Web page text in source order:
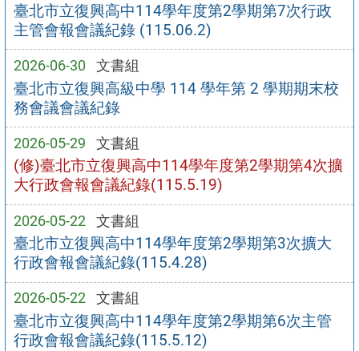
臺北市立復興高中114學年度第2學期第7次行政
主管會報會議紀錄 (115.06.2)
2026-06-30 文書組
臺北市立復興高級中學 114 學年第 2 學期期末校
務會議會議紀錄
2026-05-29 文書組
(修)臺北市立復興高中114學年度第2學期第4次擴
大行政會報會議紀錄(115.5.19)
2026-05-22 文書組
臺北市立復興高中114學年度第2學期第3次擴大
行政會報會議紀錄(115.4.28)
2026-05-22 文書組
臺北市立復興高中114學年度第2學期第6次主管
行政會報會議紀錄(115.5.12)